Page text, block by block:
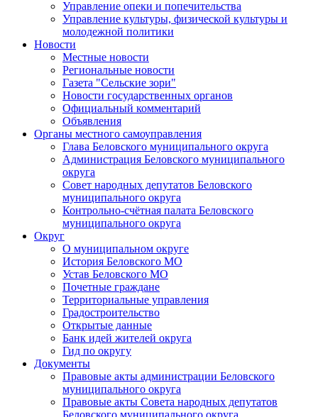
Управление опеки и попечительства
Управление культуры, физической культуры и
молодежной политики
Новости
Местные новости
Региональные новости
Газета "Сельские зори"
Новости государственных органов
Официальный комментарий
Объявления
Органы местного самоуправления
Глава Беловского муниципального округа
Администрация Беловского муниципального
округа
Совет народных депутатов Беловского
муниципального округа
Контрольно-счётная палата Беловского
муниципального округа
Округ
О муниципальном округе
История Беловского МО
Устав Беловского МО
Почетные граждане
Территориальные управления
Градостроительство
Открытые данные
Банк идей жителей округа
Гид по округу
Документы
Правовые акты администрации Беловского
муниципального округа
Правовые акты Совета народных депутатов
Беловского муниципального округа